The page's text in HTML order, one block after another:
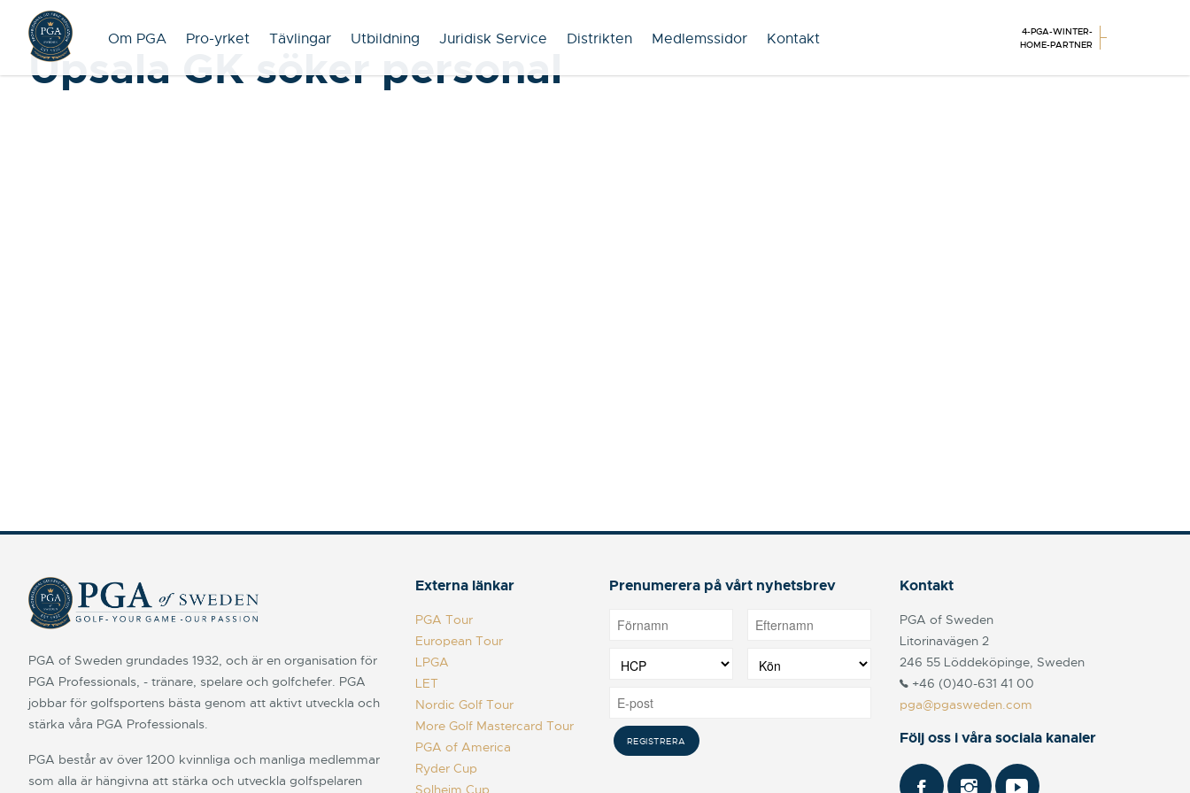
Om PGA Pro-yrket Tävlingar Utbildning Juridisk Service Distrikten Medlemssidor Kontakt
4-PGA-WINTER-
HOME-PARTNER
Upsala GK söker personal
PGA of Sweden grundades 1932, och är en organisation för
PGA Professionals, - tränare, spelare och golfchefer. PGA
jobbar för golfsportens bästa genom att aktivt utveckla och
stärka våra PGA Professionals.
PGA består av över 1200 kvinnliga och manliga medlemmar
som alla är hängivna att stärka och utveckla golfspelaren
Externa länkar
PGA Tour
European Tour
LPGA
LET
Nordic Golf Tour
More Golf Mastercard Tour
PGA of America
Ryder Cup
Solheim Cup
Prenumerera på vårt nyhetsbrev Kontakt
PGA of Sweden
Litorinavägen 2
246 55 Löddeköpinge, Sweden
+46 (0)40-631 41 00
pga@pgasweden.com
Följ oss i våra sociala kanaler